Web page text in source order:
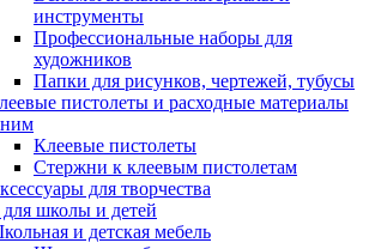
инструменты
Профессиональные наборы для
художников
Папки для рисунков, чертежей, тубусы
пистолеты и расходные материалы
Клеевые пистолеты
Стержни к клеевым пистолетам
для творчества
школы и детей
и детская мебель